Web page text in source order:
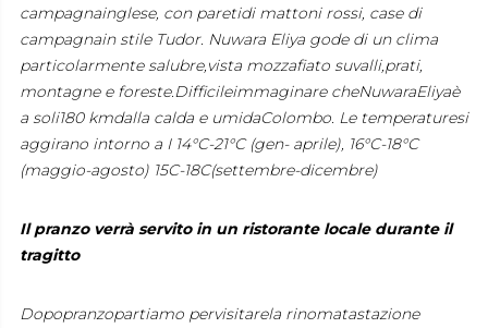
campagnainglese, con paretidi mattoni rossi, case di
campagnain stile Tudor. Nuwara Eliya gode di un clima
particolarmente salubre,vista mozzafiato suvalli,prati,
montagne e foreste.Difficileimmaginare cheNuwaraEliyaè
a soli180 kmdalla calda e umidaColombo. Le temperaturesi
aggirano intorno a I 14°C-21°C (gen- aprile), 16°C-18°C
(maggio-agosto) 15C-18C(settembre-dicembre)
Il pranzo verrà servito in un ristorante locale durante il
tragitto
Dopopranzopartiamo pervisitarela rinomatastazione